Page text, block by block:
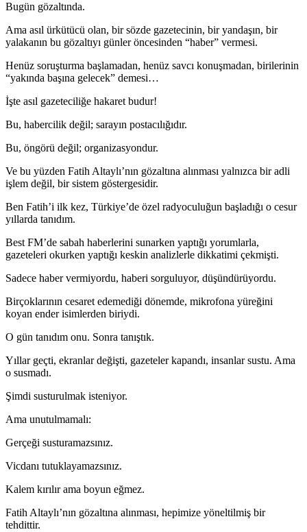
Bugün gözaltında.
Ama asıl ürkütücü olan, bir sözde gazetecinin, bir yandaşın, bir
yalakanın bu gözaltıyı günler öncesinden “haber” vermesi.
Henüz soruşturma başlamadan, henüz savcı konuşmadan, birilerinin
“yakında başına gelecek” demesi…
İşte asıl gazeteciliğe hakaret budur!
Bu, habercilik değil; sarayın postacılığıdır.
Bu, öngörü değil; organizasyondur.
Ve bu yüzden Fatih Altaylı’nın gözaltına alınması yalnızca bir adli
işlem değil, bir sistem göstergesidir.
Ben Fatih’i ilk kez, Türkiye’de özel radyoculuğun başladığı o cesur
yıllarda tanıdım.
Best FM’de sabah haberlerini sunarken yaptığı yorumlarla,
gazeteleri okurken yaptığı keskin analizlerle dikkatimi çekmişti.
Sadece haber vermiyordu, haberi sorguluyor, düşündürüyordu.
Birçoklarının cesaret edemediği dönemde, mikrofona yüreğini
koyan ender isimlerden biriydi.
O gün tanıdım onu. Sonra tanıştık.
Yıllar geçti, ekranlar değişti, gazeteler kapandı, insanlar sustu. Ama
o susmadı.
Şimdi susturulmak isteniyor.
Ama unutulmamalı:
Gerçeği susturamazsınız.
Vicdanı tutuklayamazsınız.
Kalem kırılır ama boyun eğmez.
Fatih Altaylı’nın gözaltına alınması, hepimize yöneltilmiş bir
tehdittir.